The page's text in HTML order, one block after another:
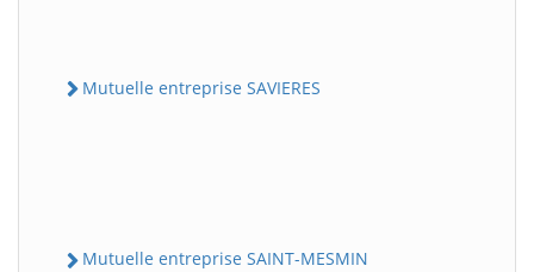
Mutuelle entreprise SAVIERES
Mutuelle entreprise SAINT-MESMIN